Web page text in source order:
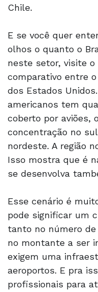
Chile.
E se você quer
olhos o quanto o
neste setor, visite o
comparativo entre
dos Estados
americanos tem
coberto por aviões,
concentração no
nordeste. A região
Isso mostra que é
se desenvolva
Esse cenário é
pode significar um
tanto no número de
no montante a ser
exigem uma
aeroportos. E pra
profissionais para